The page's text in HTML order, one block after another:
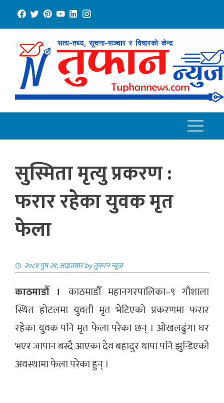
content
सुस्मिता मृत्यु प्रकरण :
फरार रहेका युवक मृत
फेला
२०८१ पुष २१, आइतवारbyतुफान न्यूज
काठमाडौँ । काठमाडौँ महानगरपालिका–९ गौशाला
स्थित होटलमा युवती मृत भेटिएको प्रकरणमा फरार
रहेका युवक पनि मृत फेला परेका छन् । ओखलढुंगा घर
भएर जापान बस्दै आएका देव बहादुर थापा पनि झुन्डिएको
अवस्थामा फेला परेका हुन् ।